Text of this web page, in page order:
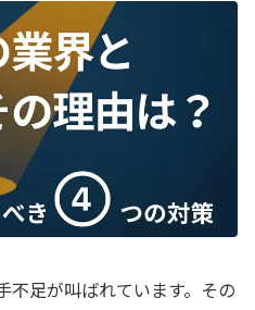
不足が叫ばれています。その